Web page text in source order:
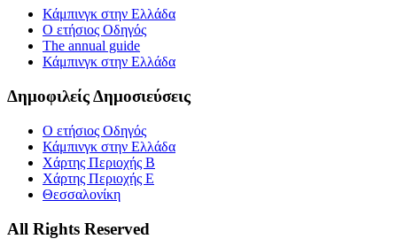
Κάμπινγκ στην Ελλάδα
Ο ετήσιος Οδηγός
The annual guide
Κάμπινγκ στην Ελλάδα
Δημοφιλείς Δημοσιεύσεις
Ο ετήσιος Οδηγός
Κάμπινγκ στην Ελλάδα
Χάρτης Περιοχής Β
Χάρτης Περιοχής E
Θεσσαλονίκη
All Rights Reserved